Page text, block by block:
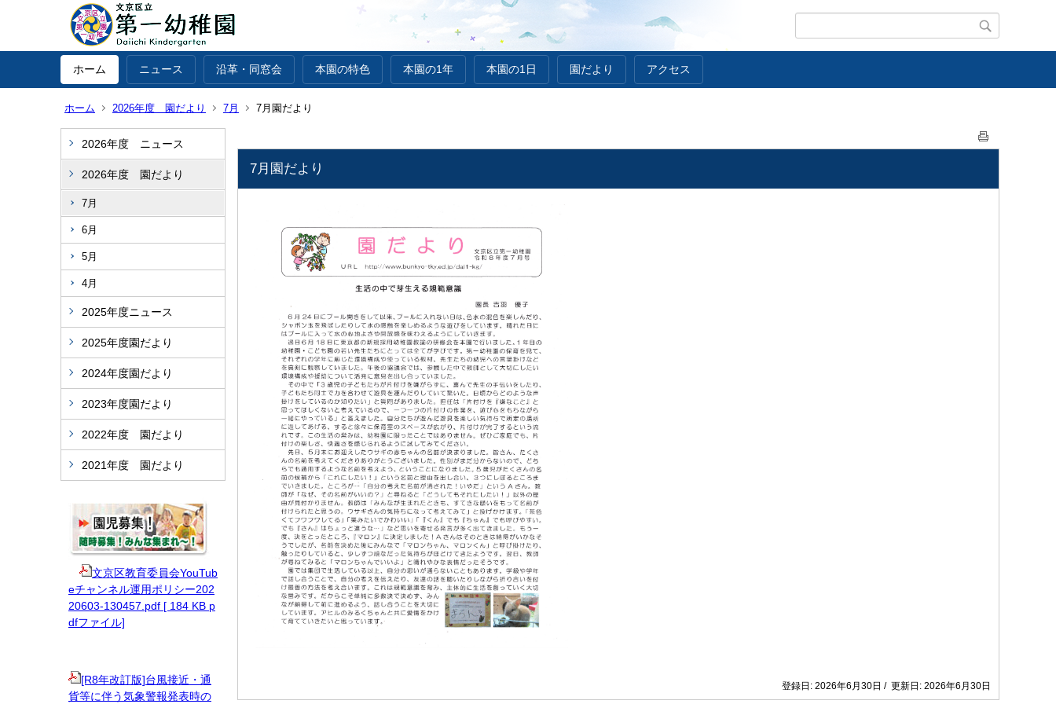
ホーム ニュース 沿革・同窓会 本園の特色 本園の1年 本園の1日 園だより アクセス
ホーム 2026年度 園だより 7月 7月園だより
2026年度 ニュース
2026年度 園だより
7月
6月
5月
4月
2025年度ニュース
2025年度園だより
2024年度園だより
2023年度園だより
2022年度 園だより
2021年度 園だより
文京区教育委員会YouTub
eチャンネル運用ポリシー202
20603-130457.pdf [ 184 KB p
dfファイル]
[R8年改訂版]台風接近・通
貨等に伴う気象警報発表時の
7月園だより
登録日: 2026年6月30日 / 更新日: 2026年6月30日